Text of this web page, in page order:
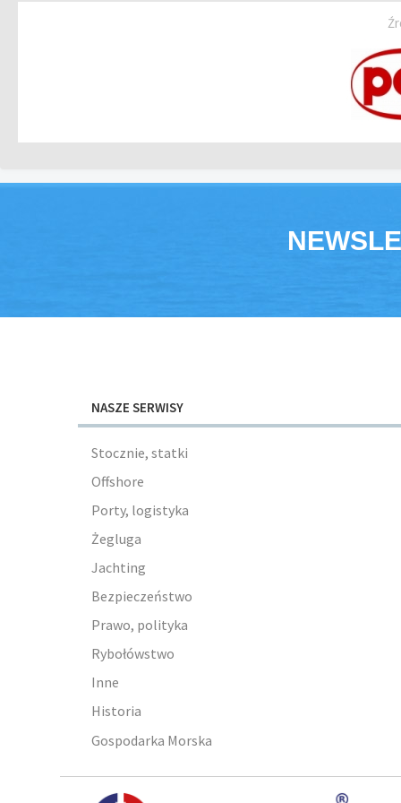
NASZE SERWISY
Stocznie, statki
Offshore
Porty, logistyka
Żegluga
Jachting
Bezpieczeństwo
Prawo, polityka
Rybołówstwo
Inne
Historia
Gospodarka Morska